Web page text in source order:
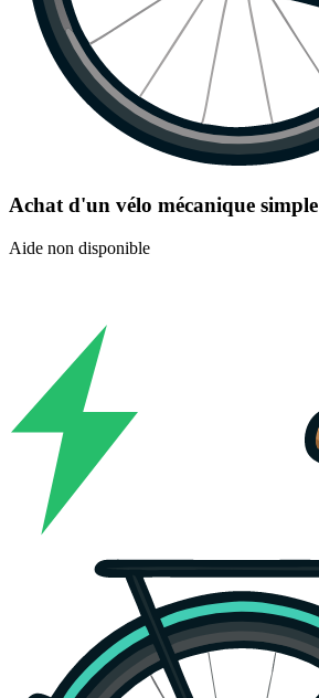
Achat d'un vélo mécanique simple
Aide non disponible